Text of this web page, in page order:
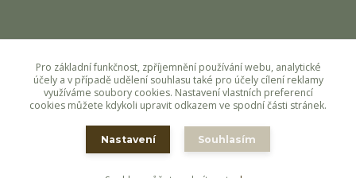
eshop@ellada.cz
Pro základní funkčnost, zpříjemnění používání webu, analytické
účely a v případě udělení souhlasu také pro účely cílení reklamy
využíváme soubory cookies. Nastavení vlastních preferencí
cookies můžete kdykoli upravit odkazem ve spodní části stránek.
Nastavení Souhlasím